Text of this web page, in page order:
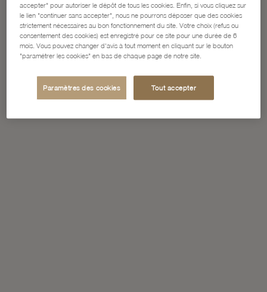
accepter" pour autoriser le dépôt de tous les cookies. Enfin, si vous cliquez sur
le lien "continuer sans accepter", nous ne pourrons déposer que des cookies
strictement nécessaires au bon fonctionnement du site. Votre choix (refus ou
consentement des cookies) est enregistré pour ce site pour une durée de 6
mois. Vous pouvez changer d'avis à tout moment en cliquant sur le bouton
"paramétrer les cookies" en bas de chaque page de notre site.
Paramètres des cookies Tout accepter